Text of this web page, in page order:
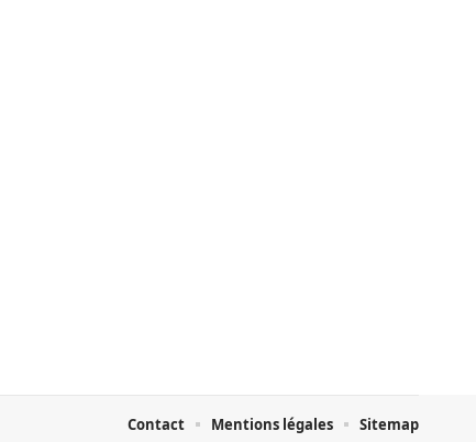
Contact Mentions légales Sitemap